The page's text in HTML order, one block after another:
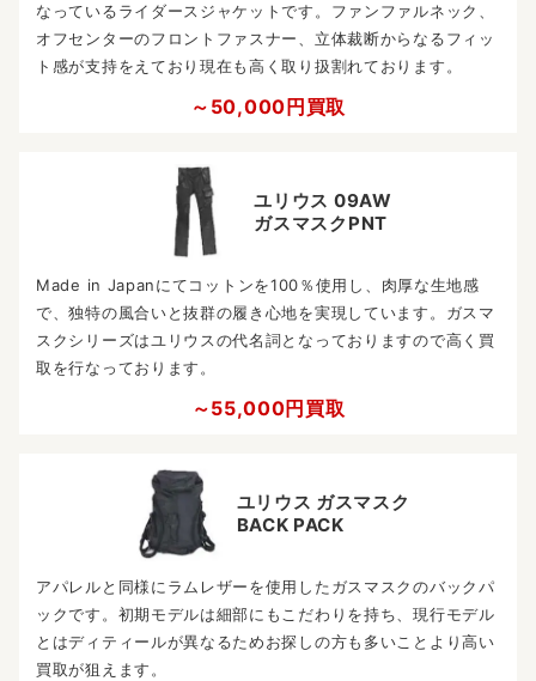
なっているライダースジャケットです。ファンファルネック、
オフセンターのフロントファスナー、立体裁断からなるフィッ
ト感が支持をえており現在も高く取り扱割れております。
～50,000円買取
ユリウス 09AW
ガスマスクPNT
Made in Japanにてコットンを100％使用し、肉厚な生地感
で、独特の風合いと抜群の履き心地を実現しています。ガスマ
スクシリーズはユリウスの代名詞となっておりますので高く買
取を行なっております。
～55,000円買取
ユリウス ガスマスク
BACK PACK
アパレルと同様にラムレザーを使用したガスマスクのバックパ
ックです。初期モデルは細部にもこだわりを持ち、現行モデル
とはディティールが異なるためお探しの方も多いことより高い
買取が狙えます。